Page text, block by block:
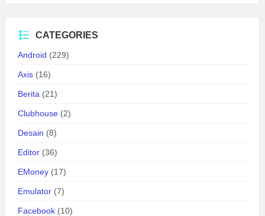
CATEGORIES
Android (229)
Axis (16)
Berita (21)
Clubhouse (2)
Desain (8)
Editor (36)
EMoney (17)
Emulator (7)
Facebook (10)